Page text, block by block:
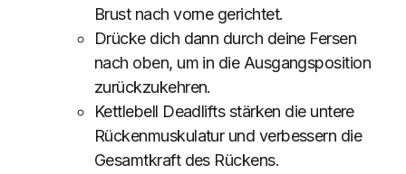
Brust nach vorne gerichtet.
Drücke dich dann durch deine Fersen
nach oben, um in die Ausgangsposition
zurückzukehren.
Kettlebell Deadlifts stärken die untere
Rückenmuskulatur und verbessern die
Gesamtkraft des Rückens.